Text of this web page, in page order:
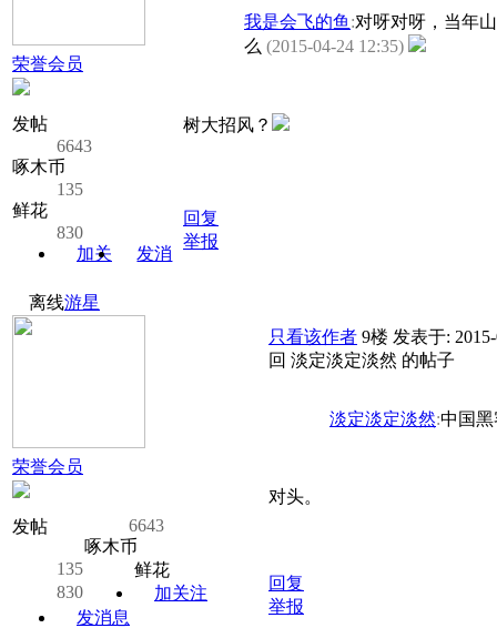
荣誉会员
发帖
6643
啄木币
135
鲜花
830
加关
发消
我是会飞的鱼 :对呀对呀，当年
么 (2015-04-24 12:35)
树大招风？
回复
举报
离线游星
荣誉会员
发帖
6643
啄木币
135
鲜花
830
加关注
发消息
只看该作者 9楼 发表于:
回 淡定淡定淡然 的帖子
淡定淡定淡然:中国黑
对头。
回复
举报